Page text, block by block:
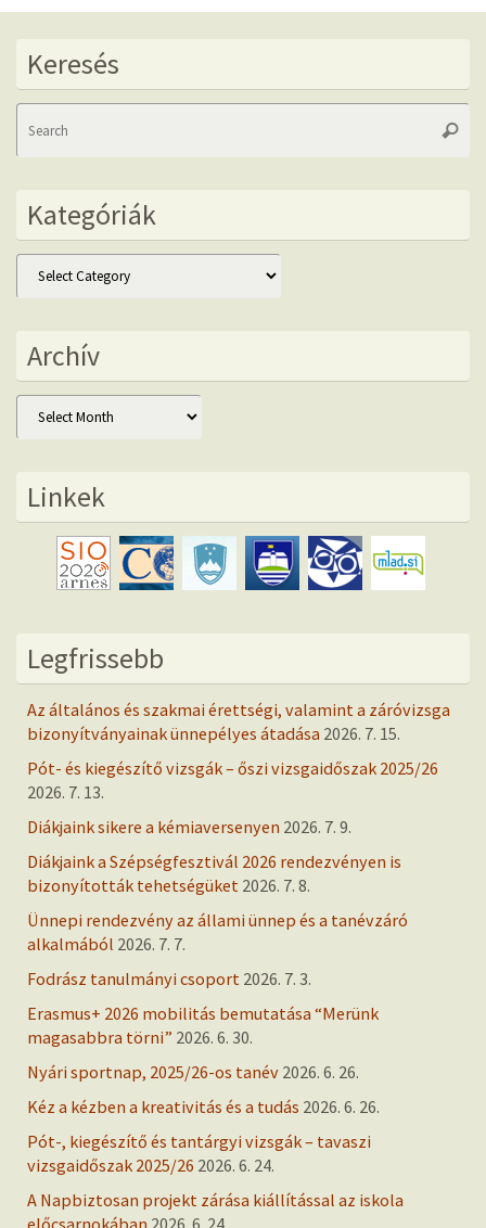
Keresés
Kategóriák
Kategóriák
Archív
Archív
Linkek
Legfrissebb
Az általános és szakmai érettségi, valamint a záróvizsga
bizonyítványainak ünnepélyes átadása 2026. 7. 15.
Pót- és kiegészítő vizsgák – őszi vizsgaidőszak 2025/26
2026. 7. 13.
Diákjaink sikere a kémiaversenyen 2026. 7. 9.
Diákjaink a Szépségfesztivál 2026 rendezvényen is
bizonyították tehetségüket 2026. 7. 8.
Ünnepi rendezvény az állami ünnep és a tanévzáró
alkalmából 2026. 7. 7.
Fodrász tanulmányi csoport 2026. 7. 3.
Erasmus+ 2026 mobilitás bemutatása “Merünk
magasabbra törni” 2026. 6. 30.
Nyári sportnap, 2025/26-os tanév 2026. 6. 26.
Kéz a kézben a kreativitás és a tudás 2026. 6. 26.
Pót-, kiegészítő és tantárgyi vizsgák – tavaszi
vizsgaidőszak 2025/26 2026. 6. 24.
A Napbiztosan projekt zárása kiállítással az iskola